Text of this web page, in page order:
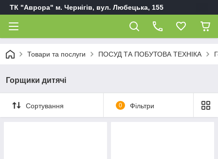
ТК "Аврора" м. Чернігів, вул. Любецька, 155
Товари та послуги ПОСУД ТА ПОБУТОВА ТЕХНІКА
Горщики дитячі
Сортування 0 Фільтри